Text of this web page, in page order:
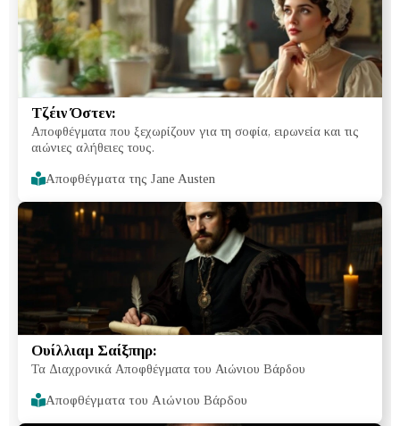
Τζέιν Όστεν:
Αποφθέγματα που ξεχωρίζουν για τη σοφία, ειρωνεία και τις
αιώνιες αλήθειες τους.
Αποφθέγματα της Jane Austen
Ουίλλιαμ Σαίξπηρ:
Τα Διαχρονικά Αποφθέγματα του Αιώνιου Βάρδου
Αποφθέγματα του Αιώνιου Βάρδου